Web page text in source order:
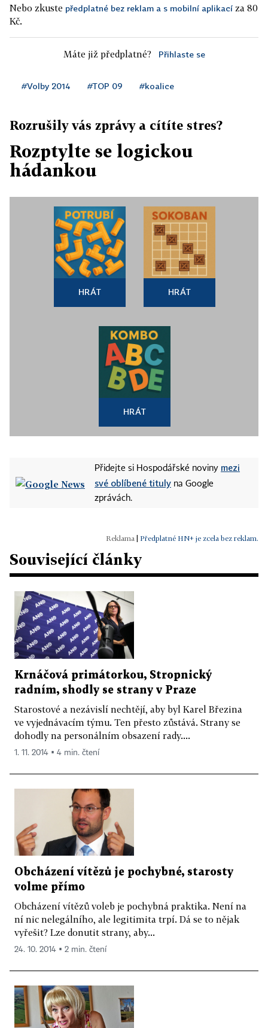
Nebo zkuste předplatné bez reklam a s mobilní aplikací za 80
Kč.
Máte již předplatné? Přihlaste se
#Volby 2014 #TOP 09 #koalice
Rozrušily vás zprávy a cítíte stres?
Rozptylte se logickou
hádankou
HRÁT HRÁT
HRÁT
Přidejte si Hospodářské noviny mezi
své oblíbené tituly na Google
zprávách.
Předplatné HN+ je zcela bez reklam.
Související články
Krnáčová primátorkou, Stropnický
radním, shodly se strany v Praze
Starostové a nezávislí nechtějí, aby byl Karel Březina
ve vyjednávacím týmu. Ten přesto zůstává. Strany se
dohodly na personálním obsazení rady....
1. 11. 2014 ▪ 4 min. čtení
Obcházení vítězů je pochybné, starosty
volme přímo
Obcházení vítězů voleb je pochybná praktika. Není na
ní nic nelegálního, ale legitimita trpí. Dá se to nějak
vyřešit? Lze donutit strany, aby...
24. 10. 2014 ▪ 2 min. čtení